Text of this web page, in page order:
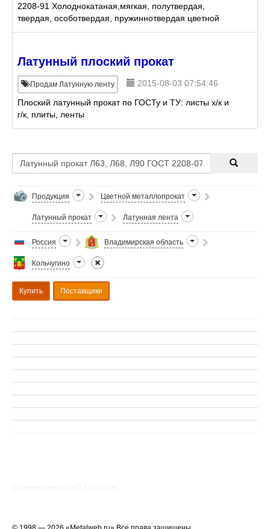
2208-91 Холоднокатаная,мягкая, полутвердая,
твердая, особотвердая, пружиннотвердая цветной
металлопрокат из наличия на складе или
Латунный плоский прокат
Продам Латунную ленту
2015-08-03 07:54:46
Плоский латунный прокат по ГОСТу и ТУ: листы х/к и
г/к, плиты, ленты
Продукция Цветной металлопрокат
Латунный прокат Латунная лента
Россия Владимирская область
Кольчугино
Купить Поставщики